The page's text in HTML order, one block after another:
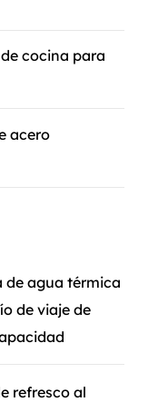
cocina para
acero
de agua térmica
de viaje de
refresco al